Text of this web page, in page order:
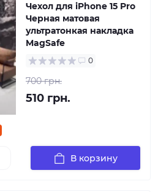
Чехол для iPhone 15 Pro
Черная матовая
ультратонкая накладка
MagSafe
0
700 грн.
510 грн.
В корзину